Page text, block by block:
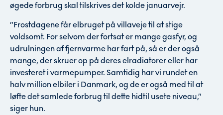
øgede forbrug skal tilskrives det kolde januarvejr.
”Frostdagene får elbruget på villaveje til at stige
voldsomt. For selvom der fortsat er mange gasfyr, og
udrulningen af fjernvarme har fart på, så er der også
mange, der skruer op på deres elradiatorer eller har
investeret i varmepumper. Samtidig har vi rundet en
halv million elbiler i Danmark, og de er også med til at
løfte det samlede forbrug til dette hidtil usete niveau,”
siger hun.